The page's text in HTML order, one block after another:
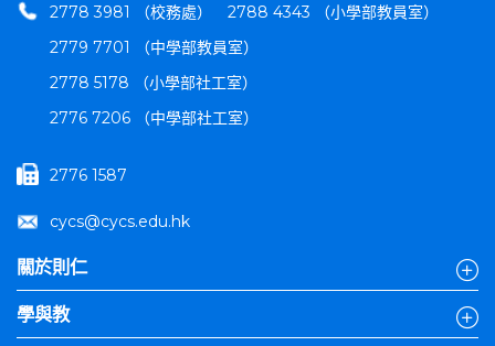
2778 3981 （校務處）
2788 4343 （小學部教員室）
2779 7701 （中學部教員室）
2778 5178 （小學部社工室）
2776 7206 （中學部社工室）
2776 1587
cycs@cycs.edu.hk
關於則仁
學與教